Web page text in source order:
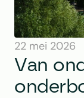
22 mei 2026
Van